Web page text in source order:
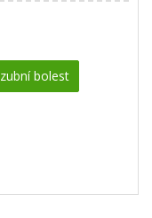
bolest